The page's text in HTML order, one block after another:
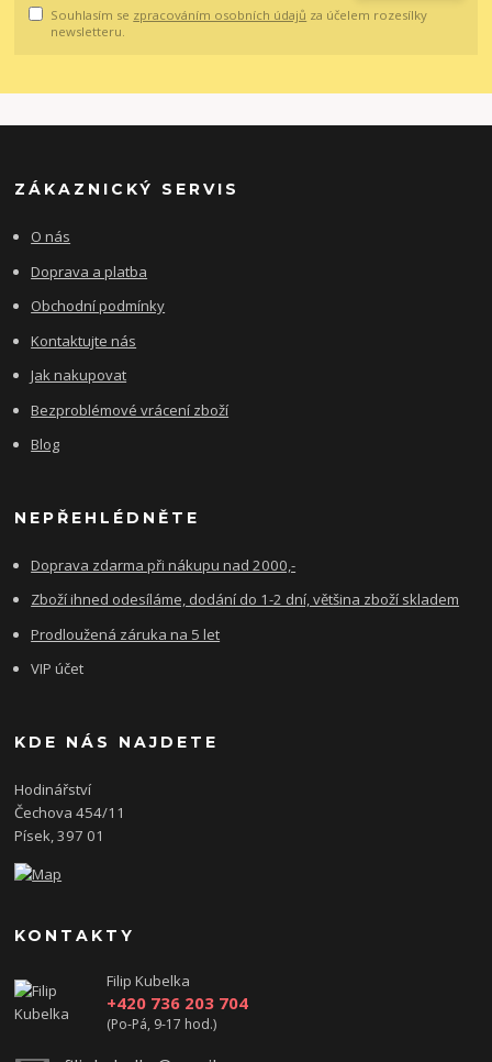
Souhlasím se zpracováním osobních údajů za účelem rozesílky
newsletteru.
ZÁKAZNICKÝ SERVIS
O nás
Doprava a platba
Obchodní podmínky
Kontaktujte nás
Jak nakupovat
Bezproblémové vrácení zboží
Blog
NEPŘEHLÉDNĚTE
Doprava zdarma při nákupu nad 2000,-
Zboží ihned odesíláme, dodání do 1-2 dní, většina zboží skladem
Prodloužená záruka na 5 let
VIP účet
KDE NÁS NAJDETE
Hodinářství
Čechova 454/11
Písek, 397 01
KONTAKTY
Filip Kubelka
+420 736 203 704
(Po-Pá, 9-17 hod.)